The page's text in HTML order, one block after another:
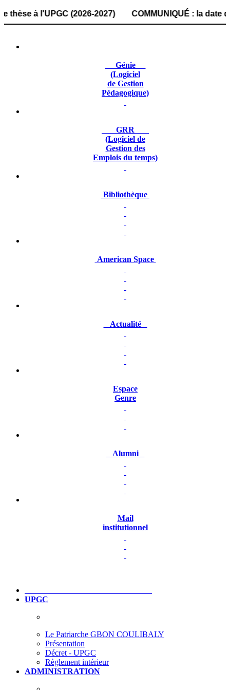
à l'UPGC (2026-2027) COMMUNIQUÉ : la date
Génie
(Logiciel
de Gestion
Pédagogique)
GRR
(Logiciel de
Gestion des
Emplois du temps)
Bibliothèque
American Space
Actualité
Espace
Genre
Alumni
Mail
institutionnel
UPGC
Le Patriarche GBON COULIBALY
Présentation
Décret - UPGC
Règlement intérieur
ADMINISTRATION